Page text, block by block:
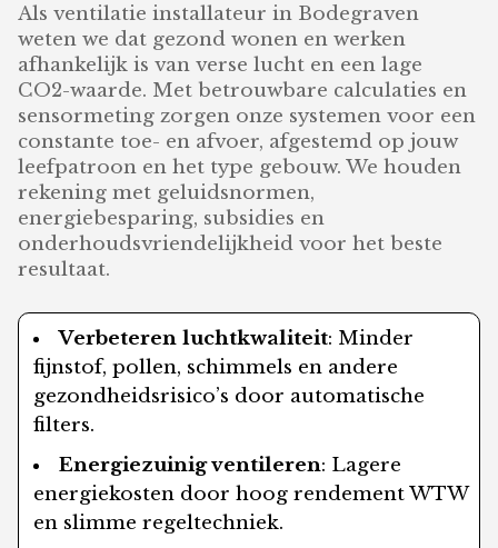
Als ventilatie installateur in Bodegraven
weten we dat gezond wonen en werken
afhankelijk is van verse lucht en een lage
CO2-waarde. Met betrouwbare calculaties en
sensormeting zorgen onze systemen voor een
constante toe- en afvoer, afgestemd op jouw
leefpatroon en het type gebouw. We houden
rekening met geluidsnormen,
energiebesparing, subsidies en
onderhoudsvriendelijkheid voor het beste
resultaat.
Verbeteren luchtkwaliteit: Minder
fijnstof, pollen, schimmels en andere
gezondheidsrisico’s door automatische
filters.
Energiezuinig ventileren: Lagere
energiekosten door hoog rendement WTW
en slimme regeltechniek.